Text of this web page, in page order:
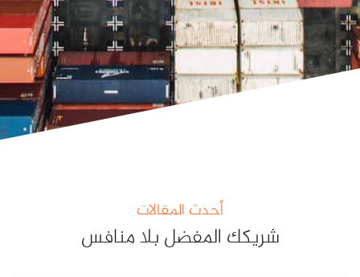
أحدث المقالات
شريكك المفضل بلا منافس